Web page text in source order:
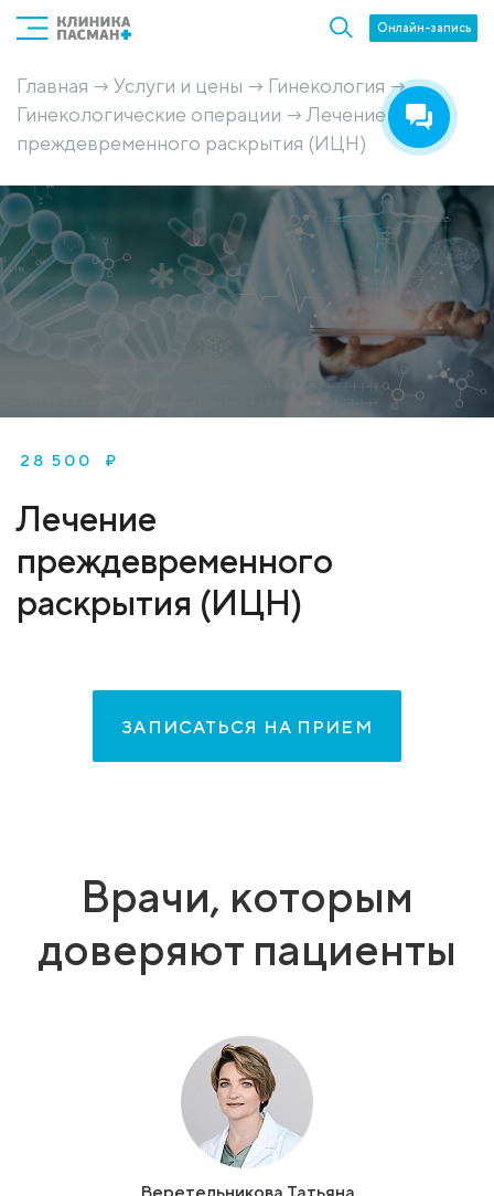
Онлайн-запись
Главная → Услуги и цены → Гинекология →
Гинекологические операции →Лечение
преждевременного раскрытия (ИЦН)
28 500 ₽
Лечение
преждевременного
раскрытия (ИЦН)
ЗАПИСАТЬСЯ НА ПРИЕМ
Врачи, которым
доверяют пациенты